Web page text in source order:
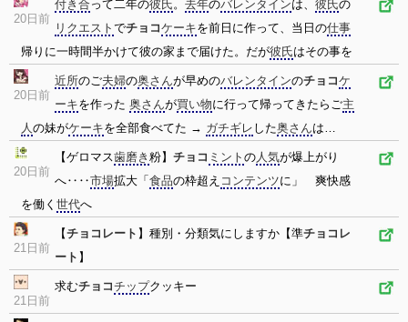
20日前
付き合って二年の彼氏。 去年のバレンタインは、 彼氏の
リクエスト でチョコケーキを前日に作って、当日の仕事
帰りに一時間半かけて彼の家まで届けた。だが彼氏はその事を
20日前
近所のご夫婦の奥さんが早めのバレンタインのチョコケ
ーキを作った 奥さんが買い物に行って帰ってきたらご主
人の妹がケーキを全部食べてた → ガチギレ した奥さんは…
20日前
【ゲロマス歯磨き 粉】 チョコ ミント の人気が爆上がり
へ‥‥市場拡大「 食品の枠超え コンテンツに」 爽快感
を働く 世代へ
21日前
【チョコレート 】種別・分類気にしますか【準チョコレ
ート 】
21日前
求むチョコチップクッキー